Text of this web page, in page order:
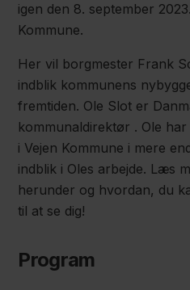
igen den 8. september
Kommune.
Her vil borgmester Frank
indblik kommunens
fremtiden. Ole Slot er
kommunaldirektør . Ole
i Vejen Kommune i mere
indblik i Oles arbejde. Læs
herunder og hvordan, du
til at se dig!
Program